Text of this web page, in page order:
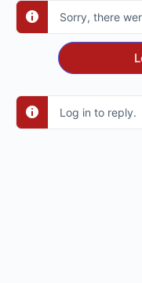
Sorry, there
Log in to reply.